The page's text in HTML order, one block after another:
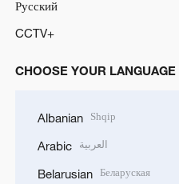
Русский
CCTV+
CHOOSE YOUR LANGUAGE
Albanian Shqip
Arabic العربية
Belarusian Беларуская